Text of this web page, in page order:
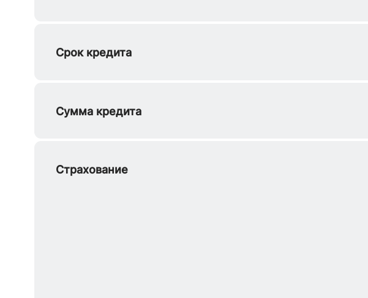
Срок кредита
Сумма кредита
Страхование